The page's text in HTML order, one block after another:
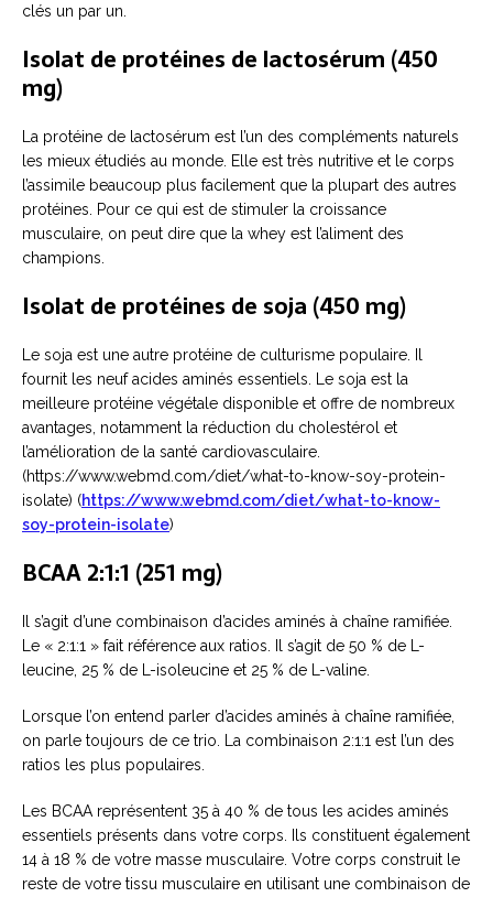
clés un par un.
Isolat de protéines de lactosérum (450
mg)
La protéine de lactosérum est l’un des compléments naturels
les mieux étudiés au monde. Elle est très nutritive et le corps
l’assimile beaucoup plus facilement que la plupart des autres
protéines. Pour ce qui est de stimuler la croissance
musculaire, on peut dire que la whey est l’aliment des
champions.
Isolat de protéines de soja (450 mg)
Le soja est une autre protéine de culturisme populaire. Il
fournit les neuf acides aminés essentiels. Le soja est la
meilleure protéine végétale disponible et offre de nombreux
avantages, notamment la réduction du cholestérol et
l’amélioration de la santé cardiovasculaire.
(https://www.webmd.com/diet/what-to-know-soy-protein-
isolate) (https://www.webmd.com/diet/what-to-know-
soy-protein-isolate)
BCAA 2:1:1 (251 mg)
Il s’agit d’une combinaison d’acides aminés à chaîne ramifiée.
Le « 2:1:1 » fait référence aux ratios. Il s’agit de 50 % de L-
leucine, 25 % de L-isoleucine et 25 % de L-valine.
Lorsque l’on entend parler d’acides aminés à chaîne ramifiée,
on parle toujours de ce trio. La combinaison 2:1:1 est l’un des
ratios les plus populaires.
Les BCAA représentent 35 à 40 % de tous les acides aminés
essentiels présents dans votre corps. Ils constituent également
14 à 18 % de votre masse musculaire. Votre corps construit le
reste de votre tissu musculaire en utilisant une combinaison de